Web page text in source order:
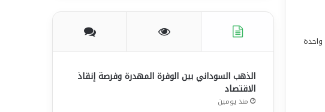
الذهب السوداني بين الوفرة المهدرة وفرصة إنقاذ
الاقتصاد
منذ يومين